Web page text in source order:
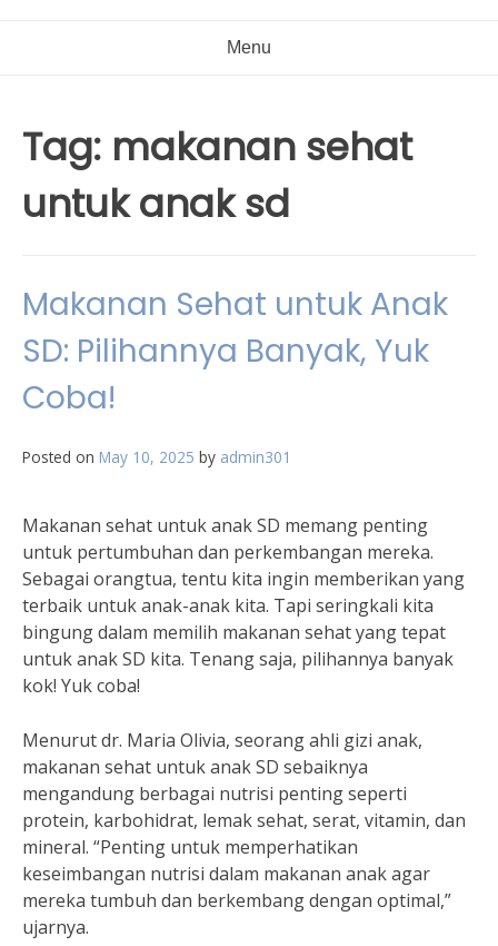
Menu
Tag: makanan sehat
untuk anak sd
Makanan Sehat untuk Anak
SD: Pilihannya Banyak, Yuk
Coba!
Posted on May 10, 2025 by admin301
Makanan sehat untuk anak SD memang penting
untuk pertumbuhan dan perkembangan mereka.
Sebagai orangtua, tentu kita ingin memberikan yang
terbaik untuk anak-anak kita. Tapi seringkali kita
bingung dalam memilih makanan sehat yang tepat
untuk anak SD kita. Tenang saja, pilihannya banyak
kok! Yuk coba!
Menurut dr. Maria Olivia, seorang ahli gizi anak,
makanan sehat untuk anak SD sebaiknya
mengandung berbagai nutrisi penting seperti
protein, karbohidrat, lemak sehat, serat, vitamin, dan
mineral. “Penting untuk memperhatikan
keseimbangan nutrisi dalam makanan anak agar
mereka tumbuh dan berkembang dengan optimal,”
ujarnya.